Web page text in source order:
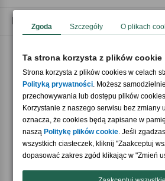
Akceptujemy
Nasi partnerzy
Zgoda Szczegóły O plikach
Ta strona korzysta z plików cookie
Strona korzysta z plików cookies w celach
Polityką prywatności. Możesz
przechowywania lub dostępu plików
Korzystanie z naszego serwisu bez zmiany
oznacza, że cookies będą zapisane w
naszą Politykę plików cookie. Jeśli
wszystkich ciasteczek, kliknij "Zaakceptuj
dopasować zakres zgód klikając w "Zmień